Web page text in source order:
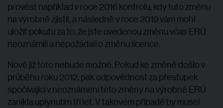
provést například v roce 2016 kontrolu, kdy tuto změnu
na výrobně zjistil, a následně v roce 2019 vám mohl
uložit pokutu za to, že jste uvedenou změnu včas ERÚ
neoznámili a nepožádali o změnu licence.
Nově již toto nebude možné. Pokud ke změně došlo v
průběhu roku 2012, pak odpovědnost za přestupek
spočívající v neoznámení této změny na výrobně ERÚ
zanikla uplynutím tří let. V takovém případě by musel